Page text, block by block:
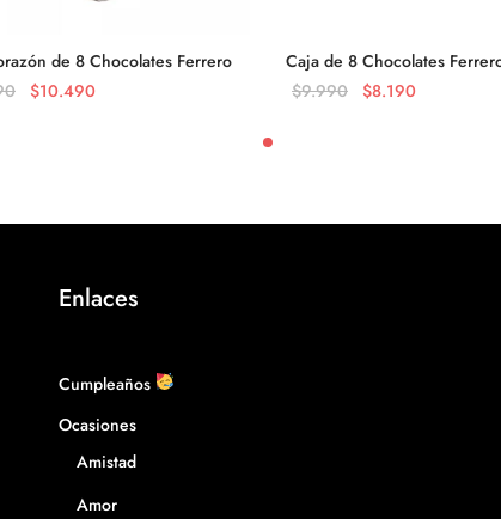
de 8 Chocolates Ferrero
El precio
$10.490
Caja de 8 Chocolates
$9.990
El
$8.190
Enlaces
Cumpleaños
Ocasiones
Amistad
Amor